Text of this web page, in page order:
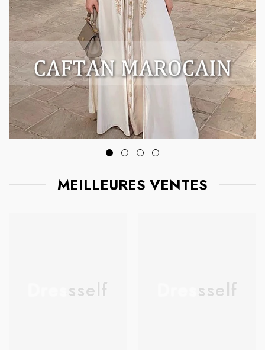
MEILLEURES VENTES
Dressself Dressself